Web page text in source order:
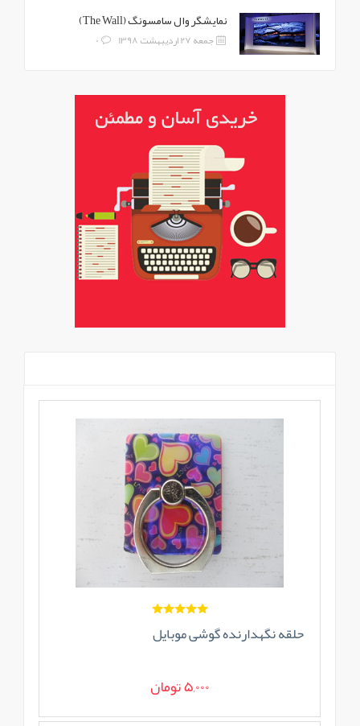
نمایشگر وال سامسونگ (The Wall)
جمعه 27 اردیبهشت 1398 0
حلقه نگهدارنده گوشی موبایل
5,000 تومان